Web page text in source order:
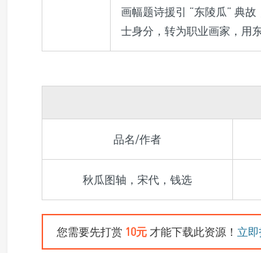
画幅题诗援引 “东陵瓜” 典
士身分，转为职业画家，用
品名/作者
秋瓜图轴，宋代，钱选
您需要先打赏 10元 才能下载此资源！ 立